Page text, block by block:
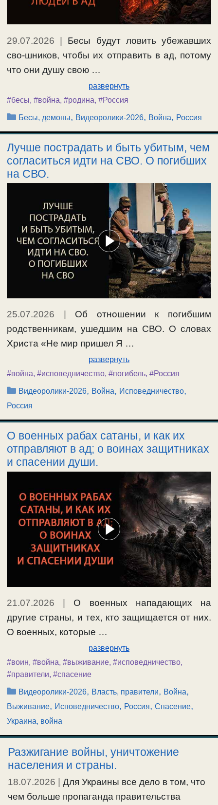
29.07.2026 | Бесы будут ловить убежавших
сво-шников, чтобы их отправить в ад, потому
что они душу свою …
развернуть
#бесы, #война, #родина, #Россия
Рубрики
Бесы, демоны, Видеоролики-2026, Война, Россия
Лучше пострадать и быть убитым, чем
согласиться идти на СВО. О погибших
на СВО.
25.07.2026
Об отношении к погибшим
родственникам, ушедшим на СВО. О словах
Христа «Не мир пришел Я …
развернуть
#война, #исповедничество, #погибель, #Россия
Рубрики
Видеоролики-2026, Война, Исповедничество,
Россия
О военных рабах сатаны, и как их
отправляют в ад; о воинах защитниках
и спасении души.
21.07.2026
О военных нападающих на
другие страны, и тех, кто защищается от них.
О военных, которые …
развернуть
#воин, #война, #выживание, #исповедничество,
#правители, #спасение
Рубрики
Видеоролики-2026, Власть, правители, Война,
Выживание, Исповедничество, Россия, Спасение,
Украина, война
Разжигание войны, уничтожение
населения и страны.
18.07.2026
Для Украины все дело в том, что
чем больше пропаганда правительства